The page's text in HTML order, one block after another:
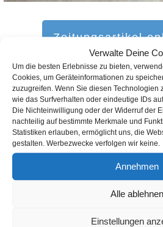
Verwalte Deine
Um die besten Erlebnisse zu bieten,
Cookies, um Geräteinformationen zu
zuzugreifen. Wenn Sie diesen Technologien
wie das Surfverhalten oder eindeutige IDs
Die Nichteinwilligung oder der Widerruf der
nachteilig auf bestimmte Merkmale und
Statistiken erlauben, ermöglicht uns, die
gestalten. Werbezwecke verfolgen wir keine.
Annehmen
Alle ablehnen
Einstellungen
Zeitungsartikel
Ein weiterer Online-Artikel zum
>>> Unterstützung auf dem Weg ins
der Stadt Zülpich)
vorherigen